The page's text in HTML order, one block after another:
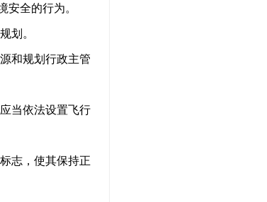
全的行为。
划。
和规划行政主管
当依法设置飞行
志，使其保持正